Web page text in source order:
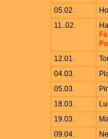
05.02.
11..02.
12.01.
04.03.
05.03.
18.03.
19.03.
09.04.